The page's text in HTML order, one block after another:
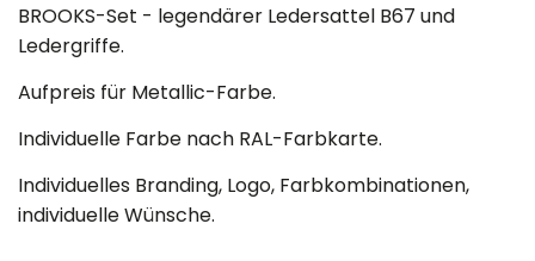
BROOKS-Set - legendärer Ledersattel B67 und
Ledergriffe.
Aufpreis für Metallic-Farbe.
Individuelle Farbe nach RAL-Farbkarte.
Individuelles Branding, Logo, Farbkombinationen,
individuelle Wünsche.